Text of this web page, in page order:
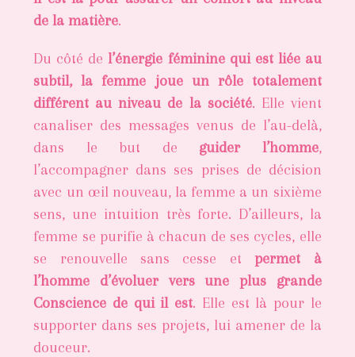
de la matière.
Du côté del’énergie féminine qui est liée au
subtil, la femme joue un rôle totalement
différent au niveau de la société. Elle vient
canaliser des messages venus de l’au-delà,
dans le but de guider l’homme,
l’accompagner dans ses prises de décision
avec un œil nouveau, la femme a un sixième
sens, une intuition très forte. D’ailleurs, la
femme se purifie à chacun de ses cycles, elle
se renouvelle sans cesse etpermet à
l’homme d’évoluer vers une plus grande
Conscience de qui il est. Elle est là pour le
supporter dans ses projets, lui amener de la
douceur.